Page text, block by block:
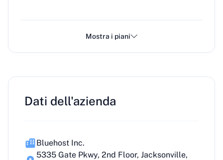
Mostra i piani
Dati dell'azienda
Bluehost Inc.
5335 Gate Pkwy, 2nd Floor, Jacksonville,